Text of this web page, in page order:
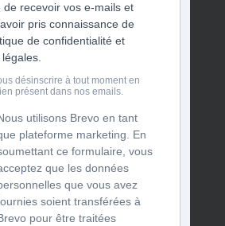
de recevoir vos e-mails et
pris connaissance de
de confidentialité et
désinscrire à tout moment en
présent dans nos emails.
utilisons Brevo en tant
plateforme marketing. En
ce formulaire, vous
que les données
que vous avez
soient transférées à
pour être traitées